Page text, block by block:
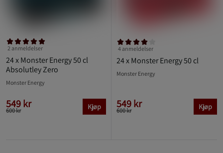
24 x Monster Energy 50 cl
Absolutley Zero
2 anmeldelser
Monster Energy
549 kr
600 kr Kjøp
24 x Monster Energy 50 cl
4 anmeldelser
Monster Energy
549 kr
600 kr Kjøp